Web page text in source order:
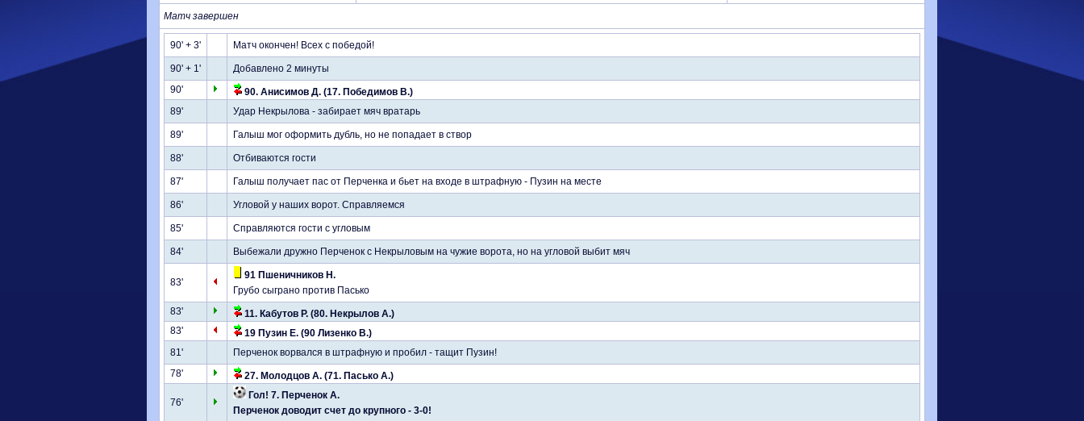
Матч завершен
90' + 3' Матч окончен! Всех с победой!
90' + 1'
Добавлено 2 минуты
90'
90. Анисимов Д. (17. Победимов В.)
89'
Удар Некрылова - забирает мяч вратарь
89' Галыш мог оформить дубль, но не попадает в створ
88' Отбиваются гости
87' Галыш получает пас от Перченка и бьет на входе в штрафную - Пузин на месте
86' Угловой у наших ворот. Справляемся
85' Справляются гости с угловым
84' Выбежали дружно Перченок с Некрыловым на чужие ворота, но на угловой выбит мяч
83'
91 Пшеничников Н.
Грубо сыграно против Пасько
83'
11. Кабутов Р. (80. Некрылов А.)
83'
19 Пузин Е. (90 Лизенко В.)
81'
Перченок ворвался в штрафную и пробил - тащит Пузин!
78'
27. Молодцов А. (71. Пасько А.)
76'
Гол! 7. Перченок А.
Перченок доводит счет до крупного - 3-0!